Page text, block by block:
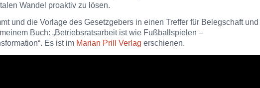
Wandel proaktiv zu lösen.
und die Vorlage des Gesetzgebers in einen Treffer für Belegschaft und
Buch: „Betriebsratsarbeit ist wie Fußballspielen –
Es ist im Marian Prill Verlag erschienen.